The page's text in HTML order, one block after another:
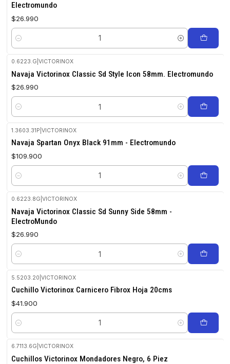
Electromundo
$26.990
Cantidad
0.6223.G VICTORINOX
Navaja Victorinox Classic Sd Style Icon 58mm. Electromundo
$26.990
Cantidad
1.3603.31P VICTORINOX
Navaja Spartan Onyx Black 91mm - Electromundo
$109.900
Cantidad
0.6223.8G VICTORINOX
Navaja Victorinox Classic Sd Sunny Side 58mm -
ElectroMundo
$26.990
Cantidad
5.5203.20 VICTORINOX
Cuchillo Victorinox Carnicero Fibrox Hoja 20cms
$41.900
Cantidad
6.7113.6G VICTORINOX
Cuchillos Victorinox Mondadores Negro, 6 Piez